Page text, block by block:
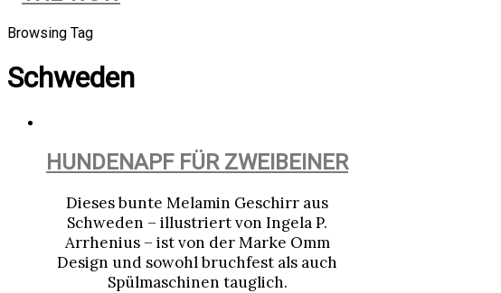
Browsing Tag
Schweden
HUNDENAPF FÜR ZWEIBEINER
Dieses bunte Melamin Geschirr aus
Schweden – illustriert von Ingela P.
Arrhenius – ist von der Marke Omm
Design und sowohl bruchfest als auch
Spülmaschinen tauglich.